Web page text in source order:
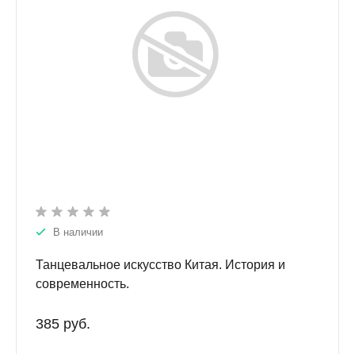
В наличии
Танцевальное искусство Китая. История и
современность.
385 руб.